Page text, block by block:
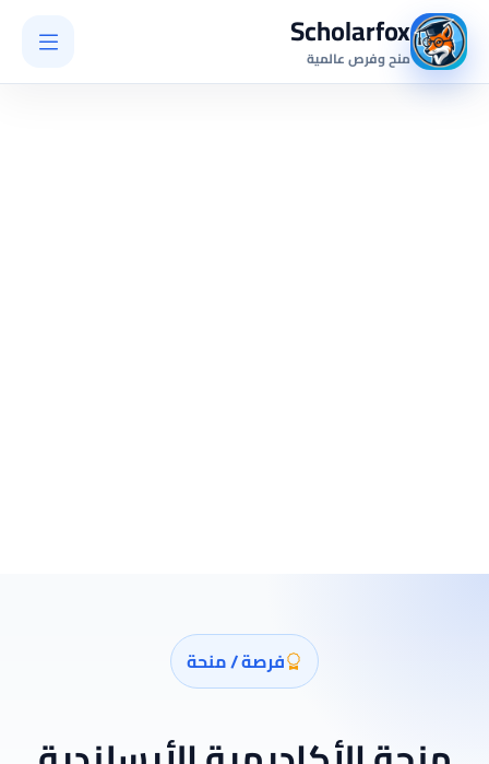
Scholarfox
منح وفرص عالمية
فرصة / منحة